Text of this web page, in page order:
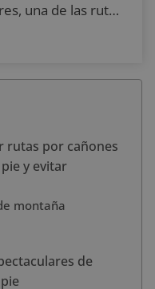
La ruta del Cares, una de las rutas por cañones espectaculares de España más largas
rutas por cañones
y evitar
montaña
de